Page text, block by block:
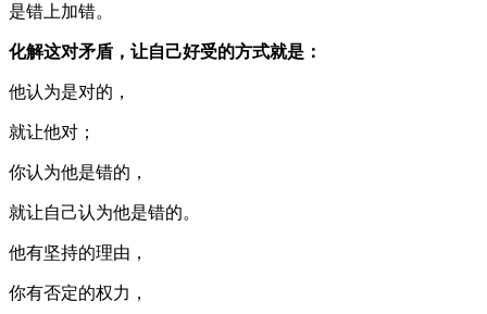
是错上加错。
化解这对矛盾，让自己好受的方式就是：
他认为是对的，
就让他对；
你认为他是错的，
就让自己认为他是错的。
他有坚持的理由，
你有否定的权力，